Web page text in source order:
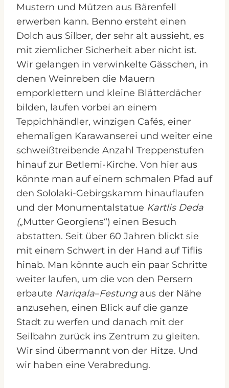
Mustern und Mützen aus Bärenfell
erwerben kann. Benno ersteht einen
Dolch aus Silber, der sehr alt aussieht, es
mit ziemlicher Sicherheit aber nicht ist.
Wir gelangen in verwinkelte Gässchen, in
denen Weinreben die Mauern
emporklettern und kleine Blätterdächer
bilden, laufen vorbei an einem
Teppichhändler, winzigen Cafés, einer
ehemaligen Karawanserei und weiter eine
schweißtreibende Anzahl Treppenstufen
hinauf zur Betlemi-Kirche. Von hier aus
könnte man auf einem schmalen Pfad auf
den Sololaki-Gebirgskamm hinauflaufen
und der Monumentalstatue Kartlis Deda
(„Mutter Georgiens“) einen Besuch
abstatten. Seit über 60 Jahren blickt sie
mit einem Schwert in der Hand auf Tiflis
hinab. Man könnte auch ein paar Schritte
weiter laufen, um die von den Persern
erbaute Nariqala–Festungaus der Nähe
anzusehen, einen Blick auf die ganze
Stadt zu werfen und danach mit der
Seilbahn zurück ins Zentrum zu gleiten.
Wir sind übermannt von der Hitze. Und
wir haben eine Verabredung.